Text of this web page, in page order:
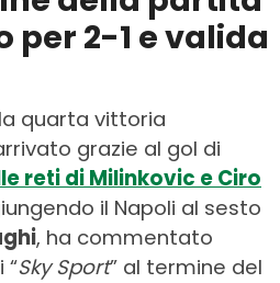
2-1 e valida
quarta vittoria
grazie al gol di
reti di Milinkovic e Ciro
il Napoli al sesto
, ha commentato
“Sky Sport” al termine del